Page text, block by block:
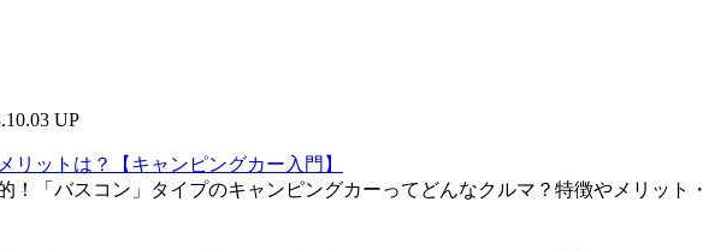
UP
リットは？【キャンピングカー入門】
！「バスコン」タイプのキャンピングカーってどんなクルマ？特徴やメリット・